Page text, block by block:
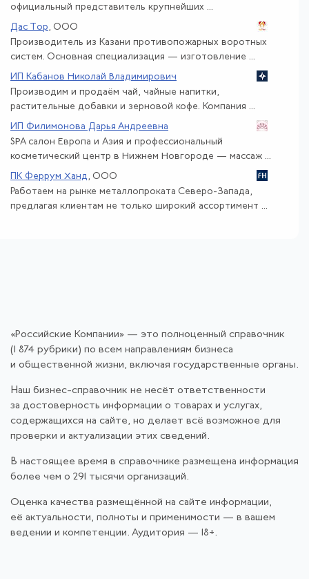
официальный представитель крупнейших ...
Дас Тор , ООО
Производитель из Казани противопожарных воротных
систем. Основная специализация — изготовление ...
ИП Кабанов Николай Владимирович
Производим и продаём чай, чайные напитки,
растительные добавки и зерновой кофе. Компания ...
ИП Филимонова Дарья Андреевна
SPA салон Европа и Азия и профессиональный
косметический центр в Нижнем Новгороде — массаж ...
ПК Феррум Ханд , ООО
Работаем на рынке металлопроката Северо-Запада,
предлагая клиентам не только широкий ассортимент ...
«Российские Компании» — это полноценный справочник
(1 874 рубрики) по всем направлениям бизнеса
и общественной жизни, включая государственные органы.
Наш бизнес-справочник не несёт ответственности
за достоверность информации о товарах и услугах,
содержащихся на сайте, но делает всё возможное для
проверки и актуализации этих сведений.
В настоящее время в справочнике размещена информация
более чем о 291 тысячи организаций.
Оценка качества размещённой на сайте информации,
её актуальности, полноты и применимости — в вашем
ведении и компетенции. Аудитория — 18+.